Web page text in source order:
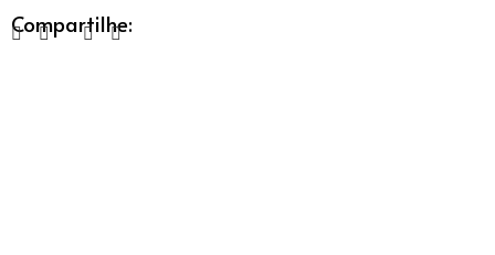
Compartilhe: